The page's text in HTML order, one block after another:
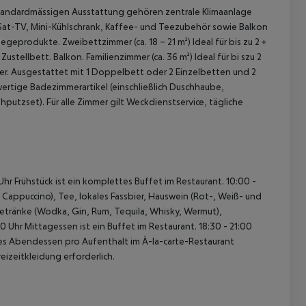
Ausstattung gehören zentrale Klimaanlage
TV, Mini-Kühlschrank, Kaffee- und Teezubehör sowie Balkon
Zweibettzimmer (ca. 18 – 21 m²) Ideal für bis zu 2 +
Balkon. Familienzimmer (ca. 36 m²) Ideal für bi szu 2
Ausgestattet mit 1 Doppelbett oder 2 Einzelbetten und 2
Badezimmerartikel (einschließlich Duschhaube,
Für alle Zimmer gilt Weckdienstservice, tägliche
Frühstück ist ein komplettes Buffet im Restaurant. 10:00 -
Tee, lokales Fassbier, Hauswein (Rot-, Weiß- und
(Wodka, Gin, Rum, Tequila, Whisky, Wermut),
Uhr Mittagessen ist ein Buffet im Restaurant. 18:30 - 21:00
Abendessen pro Aufenthalt im À-la-carte-Restaurant
erforderlich.